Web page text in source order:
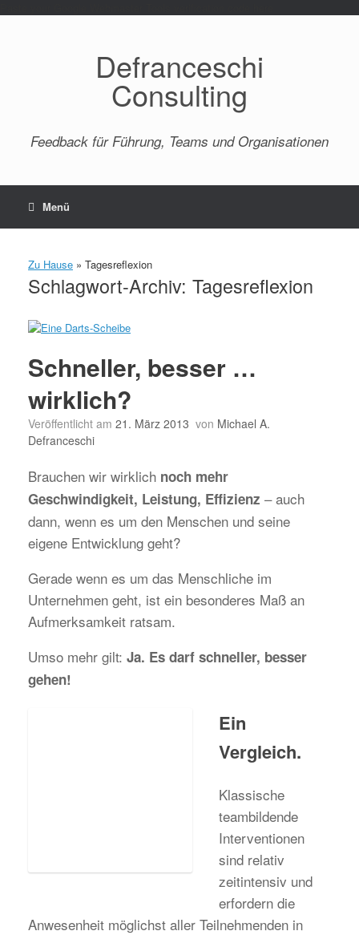
Defranceschi
Consulting
Feedback für Führung, Teams und Organisationen
Menü
Zu Hause » Tagesreflexion
Schlagwort-Archiv: Tagesreflexion
Schneller, besser …
wirklich?
Veröffentlicht am 21. März 2013 von Michael A.
Defranceschi
Brauchen wir wirklich noch mehr
Geschwindigkeit, Leistung, Effizienz – auch
dann, wenn es um den Menschen und seine
eigene Entwicklung geht?
Gerade wenn es um das Menschliche im
Unternehmen geht, ist ein besonderes Maß an
Aufmerksamkeit ratsam.
Umso mehr gilt: Ja. Es darf schneller, besser
gehen!
Ein
Vergleich.
Klassische
teambildende
Interventionen
sind relativ
zeitintensiv und
erfordern die
Anwesenheit möglichst aller Teilnehmenden in